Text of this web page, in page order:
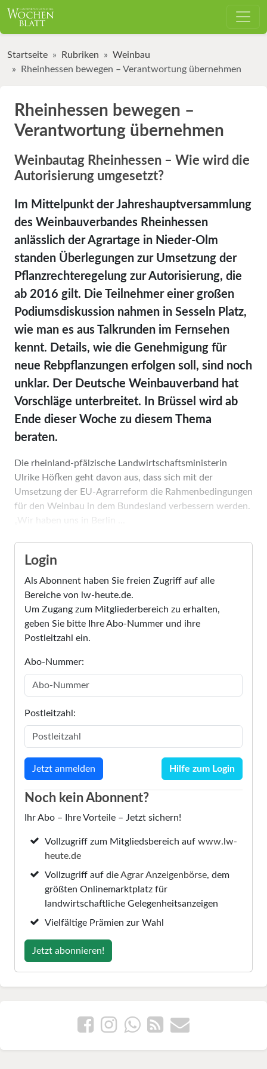
Startseite Rubriken
Weinbau
Rheinhessen bewegen – Verantwortung übernehmen
Rheinhessen bewegen –
Verantwortung übernehmen
Weinbautag Rheinhessen – Wie wird die
Autorisierung umgesetzt?
Im Mittelpunkt der Jahreshauptversammlung
des Weinbauverbandes Rheinhessen
anlässlich der Agrartage in Nieder-Olm
standen Überlegungen zur Umsetzung der
Pflanzrechteregelung zur Autorisierung, die
ab 2016 gilt. Die Teilnehmer einer großen
Podiumsdiskussion nahmen in Sesseln Platz,
wie man es aus Talkrunden im Fernsehen
kennt. Details, wie die Genehmigung für
neue Rebpflanzungen erfolgen soll, sind noch
unklar. Der Deutsche Weinbauverband hat
Vorschläge unterbreitet. In Brüssel wird ab
Ende dieser Woche zu diesem Thema
beraten.
Die rheinland-pfälzische Landwirtschaftsministerin
Ulrike Höfken geht davon aus, dass sich mit der
Umsetzung der EU-Agrarreform die Rahmenbedingungen
für den Weinbau in dem Bundesland verbessern werden.
„Wir haben uns in Berlin ...
Login
Als Abonnent haben Sie freien Zugriff auf alle
Bereiche von lw-heute.de.
Um Zugang zum Mitgliederbereich zu erhalten,
geben Sie bitte Ihre Abo-Nummer und ihre
Postleitzahl ein.
Abo-Nummer:
Postleitzahl:
Hilfe zum Login
Noch kein Abonnent?
Ihr Abo – Ihre Vorteile – Jetzt sichern!
Vollzugriff zum Mitgliedsbereich aufwww.lw-
heute.de
Vollzugriff auf dieAgrar Anzeigenbörse, dem
größten Onlinemarktplatz für
landwirtschaftliche Gelegenheitsanzeigen
Vielfältige Prämien zur Wahl
Jetzt abonnieren!